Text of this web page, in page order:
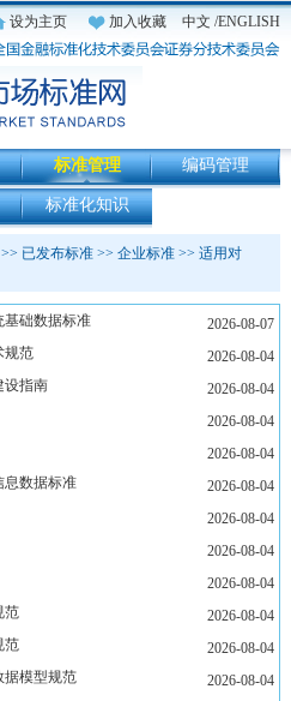
设为主页 加入收藏 中文 /ENGLISH
标准管理 编码管理
标准化知识
>> 已发布标准>> 企业标准>> 适用对